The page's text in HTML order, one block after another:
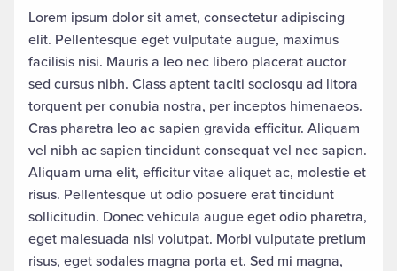
Lorem ipsum dolor sit amet, consectetur adipiscing
elit. Pellentesque eget vulputate augue, maximus
facilisis nisi. Mauris a leo nec libero placerat auctor
sed cursus nibh. Class aptent taciti sociosqu ad litora
torquent per conubia nostra, per inceptos himenaeos.
Cras pharetra leo ac sapien gravida efficitur. Aliquam
vel nibh ac sapien tincidunt consequat vel nec sapien.
Aliquam urna elit, efficitur vitae aliquet ac, molestie et
risus. Pellentesque ut odio posuere erat tincidunt
sollicitudin. Donec vehicula augue eget odio pharetra,
eget malesuada nisl volutpat. Morbi vulputate pretium
risus, eget sodales magna porta et. Sed mi magna,